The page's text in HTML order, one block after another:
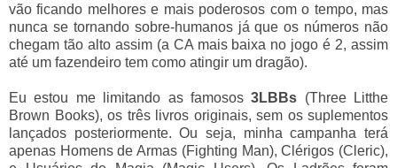
vão ficando melhores e mais poderosos com o tempo, mas
nunca se tornando sobre-humanos já que os números não
chegam tão alto assim (a CA mais baixa no jogo é 2, assim
até um fazendeiro tem como atingir um dragão).
Eu estou me limitando as famosos3LBBs (Three Litthe
Brown Books), os três livros originais, sem os suplementos
lançados posteriormente. Ou seja, minha campanha terá
apenas Homens de Armas (Fighting Man), Clérigos (Cleric),